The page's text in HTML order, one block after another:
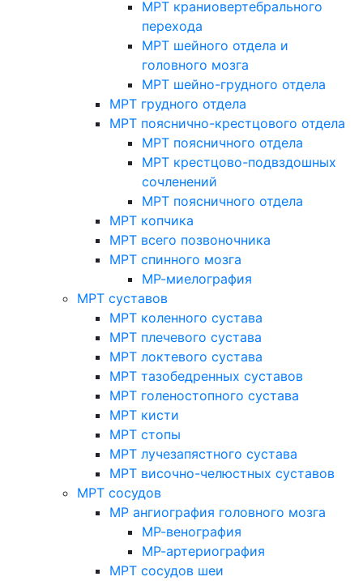
МРТ краниовертебрального
перехода
МРТ шейного отдела и
головного мозга
МРТ шейно-грудного отдела
МРТ грудного отдела
МРТ пояснично-крестцового отдела
МРТ поясничного отдела
МРТ крестцово-подвздошных
сочленений
МРТ поясничного отдела
МРТ копчика
МРТ всего позвоночника
МРТ спинного мозга
МР-миелография
МРТ суставов
МРТ коленного сустава
МРТ плечевого сустава
МРТ локтевого сустава
МРТ тазобедренных суставов
МРТ голеностопного сустава
МРТ кисти
МРТ стопы
МРТ лучезапястного сустава
МРТ височно-челюстных суставов
МРТ сосудов
МР ангиография головного мозга
МР-венография
МР-артериография
МРТ сосудов шеи